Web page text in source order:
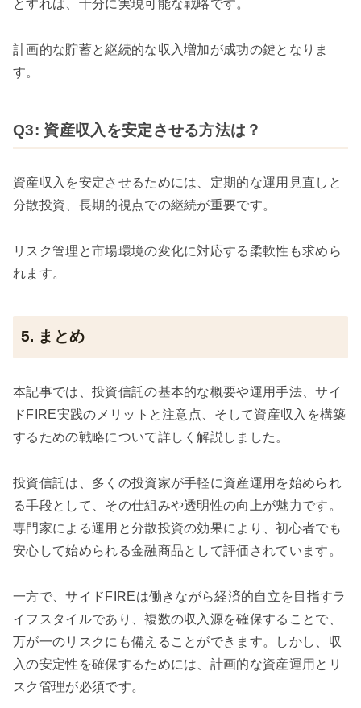
とすれば、十分に実現可能な戦略です。
計画的な貯蓄と継続的な収入増加が成功の鍵となりま
す。
Q3: 資産収入を安定させる方法は？
資産収入を安定させるためには、定期的な運用見直しと
分散投資、長期的視点での継続が重要です。
リスク管理と市場環境の変化に対応する柔軟性も求めら
れます。
5. まとめ
本記事では、投資信託の基本的な概要や運用手法、サイ
ドFIRE実践のメリットと注意点、そして資産収入を構築
するための戦略について詳しく解説しました。
投資信託は、多くの投資家が手軽に資産運用を始められ
る手段として、その仕組みや透明性の向上が魅力です。
専門家による運用と分散投資の効果により、初心者でも
安心して始められる金融商品として評価されています。
一方で、サイドFIREは働きながら経済的自立を目指すラ
イフスタイルであり、複数の収入源を確保することで、
万が一のリスクにも備えることができます。しかし、収
入の安定性を確保するためには、計画的な資産運用とリ
スク管理が必須です。